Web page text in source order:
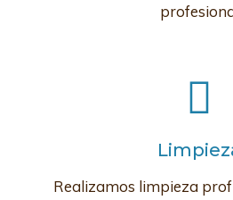
Realizamos limpieza